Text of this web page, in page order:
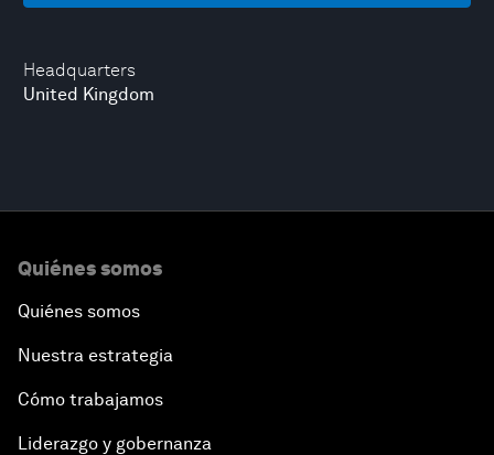
Headquarters
United Kingdom
Quiénes somos
Quiénes somos
Nuestra estrategia
Cómo trabajamos
Liderazgo y gobernanza